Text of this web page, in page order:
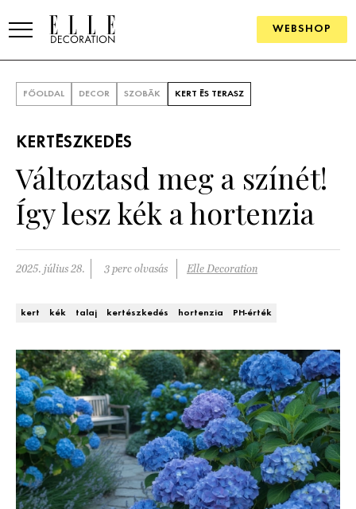
WEBSHOP
SZOBÁK
Konyha
Fürdőszoba
Kert és terasz
ÖTLETEK
SZÉP TEREK
HÍRLEVÉL
FŐOLDAL DECOR SZOBÁK KERT ÉS TERASZ
KERTÉSZKEDÉS
Változtasd meg a színét!
Így lesz kék a hortenzia
2025. július 28. 3 perc olvasás Elle Decoration
kert kék talaj kertészkedés hortenzia PH-érték